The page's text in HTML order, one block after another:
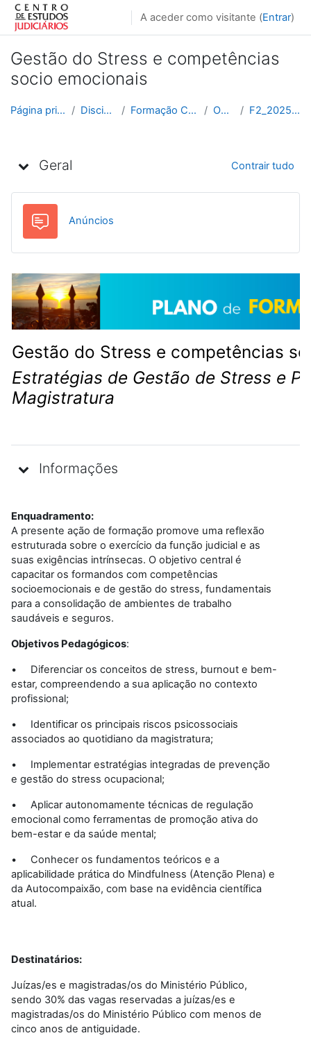
Ir para o conteúdo principal
A aceder como visitante (Entrar)
Gestão do Stress e competências
socio emocionais
Página principal Disciplinas Formação Contínua Outras F2_2025_2026
Geral Contrair tudo
Anúncios
Gestão do Stress e competências
Estratégias de Gestão de Stress e
Magistratura
Informações
Enquadramento:
A presente ação de formação promove uma reflexão
estruturada sobre o exercício da função judicial e as
suas exigências intrínsecas. O objetivo central é
capacitar os formandos com competências
socioemocionais e de gestão do stress, fundamentais
para a consolidação de ambientes de trabalho
saudáveis e seguros.
Objetivos Pedagógicos:
• Diferenciar os conceitos de stress, burnout e bem-
estar, compreendendo a sua aplicação no contexto
profissional;
• Identificar os principais riscos psicossociais
associados ao quotidiano da magistratura;
• Implementar estratégias integradas de prevenção
e gestão do stress ocupacional;
• Aplicar autonomamente técnicas de regulação
emocional como ferramentas de promoção ativa do
bem-estar e da saúde mental;
• Conhecer os fundamentos teóricos e a
aplicabilidade prática do Mindfulness (Atenção Plena) e
da Autocompaixão, com base na evidência científica
atual.
Destinatários:
Juízas/es e magistradas/os do Ministério Público,
sendo 30% das vagas reservadas a juízas/es e
magistradas/os do Ministério Público com menos de
cinco anos de antiguidade.